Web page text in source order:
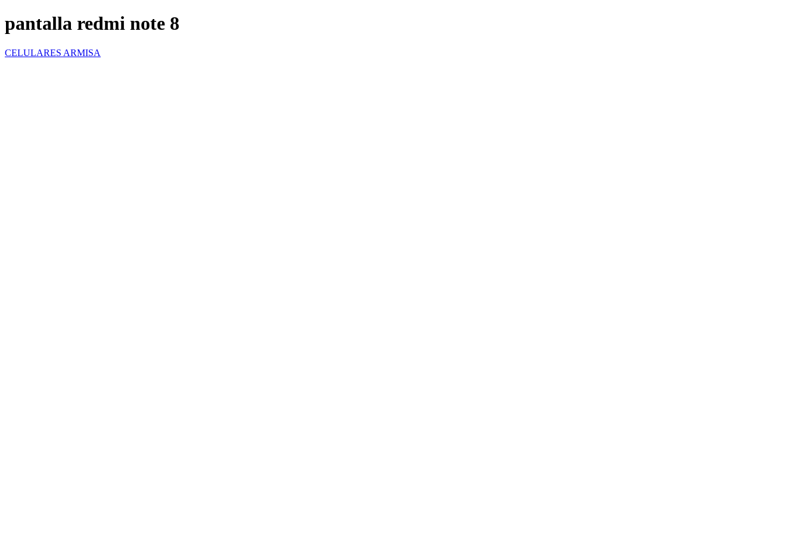
pantalla redmi note 8
CELULARES ARMISA